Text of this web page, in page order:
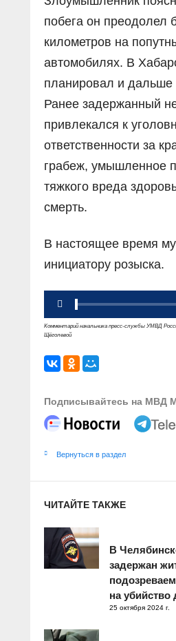
побега он преодолел
километров на
автомобилях. В
планировал и дальше
Ранее задержанный
привлекался к
ответственности за
грабеж, умышленное
тяжкого вреда
смерть.
В настоящее время
инициатору розыска.
Комментарий начальника пресс-службы УМВД
Щёголевой
Подписывайтесь на МВД
Вернуться в раздел
ЧИТАЙТЕ ТАКЖЕ
В
задержан
на убийство
25 октября 2024 г.